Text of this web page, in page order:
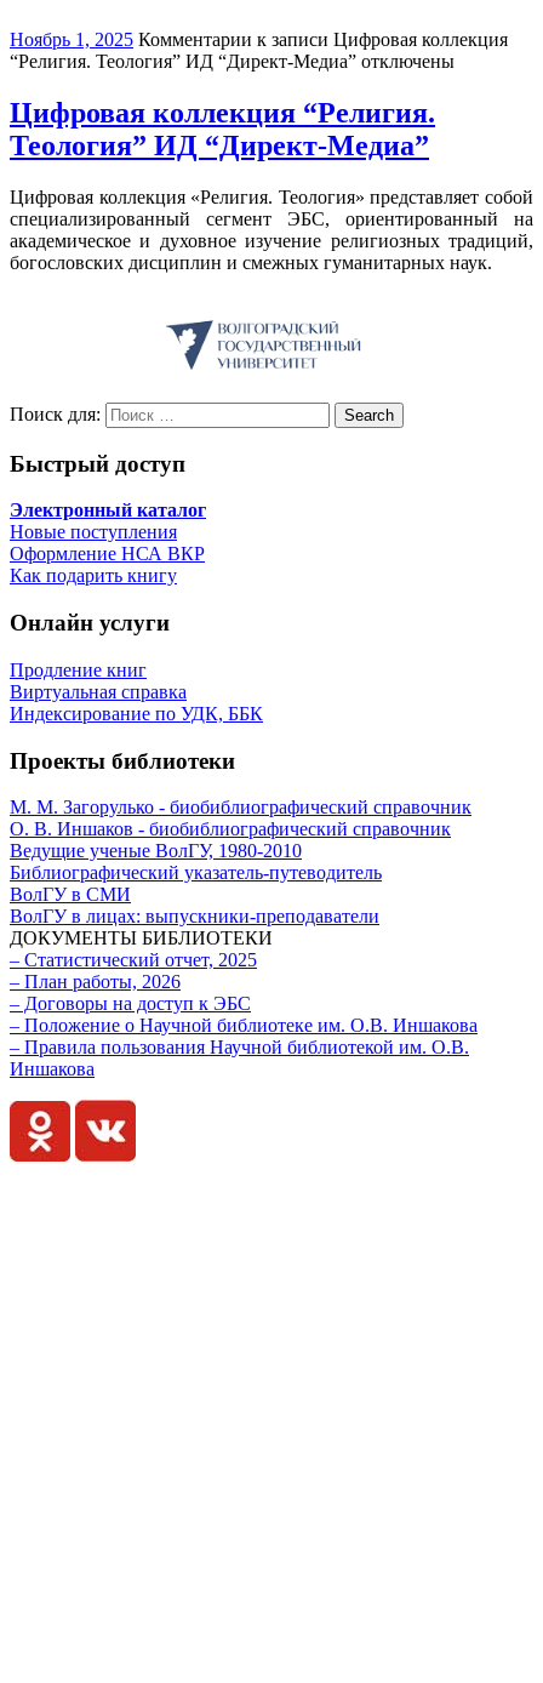
Ноябрь 1, 2025 Комментарии к записи Цифровая коллекция
“Религия. Теология” ИД “Директ-Медиа” отключены
Цифровая коллекция “Религия.
Теология” ИД “Директ-Медиа”
Цифровая коллекция «Религия. Теология» представляет собой
специализированный сегмент ЭБС, ориентированный на
академическое и духовное изучение религиозных традиций,
богословских дисциплин и смежных гуманитарных наук.
Поиск для: Search
Быстрый доступ
Электронный каталог
Новые поступления
Оформление НСА ВКР
Как подарить книгу
Онлайн услуги
Продление книг
Виртуальная справка
Индексирование по УДК, ББК
Проекты библиотеки
М. М. Загорулько - биобиблиографический справочник
О. В. Иншаков - биобиблиографический справочник
Ведущие ученые ВолГУ, 1980-2010
Библиографический указатель-путеводитель
ВолГУ в СМИ
ВолГУ в лицах: выпускники-преподаватели
ДОКУМЕНТЫ БИБЛИОТЕКИ
– Статистический отчет, 2025
– План работы, 2026
– Договоры на доступ к ЭБС
– Положение о Научной библиотеке им. О.В. Иншакова
– Правила пользования Научной библиотекой им. О.В.
Иншакова